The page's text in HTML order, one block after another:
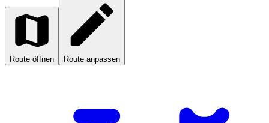
Route öffnen Route anpassen